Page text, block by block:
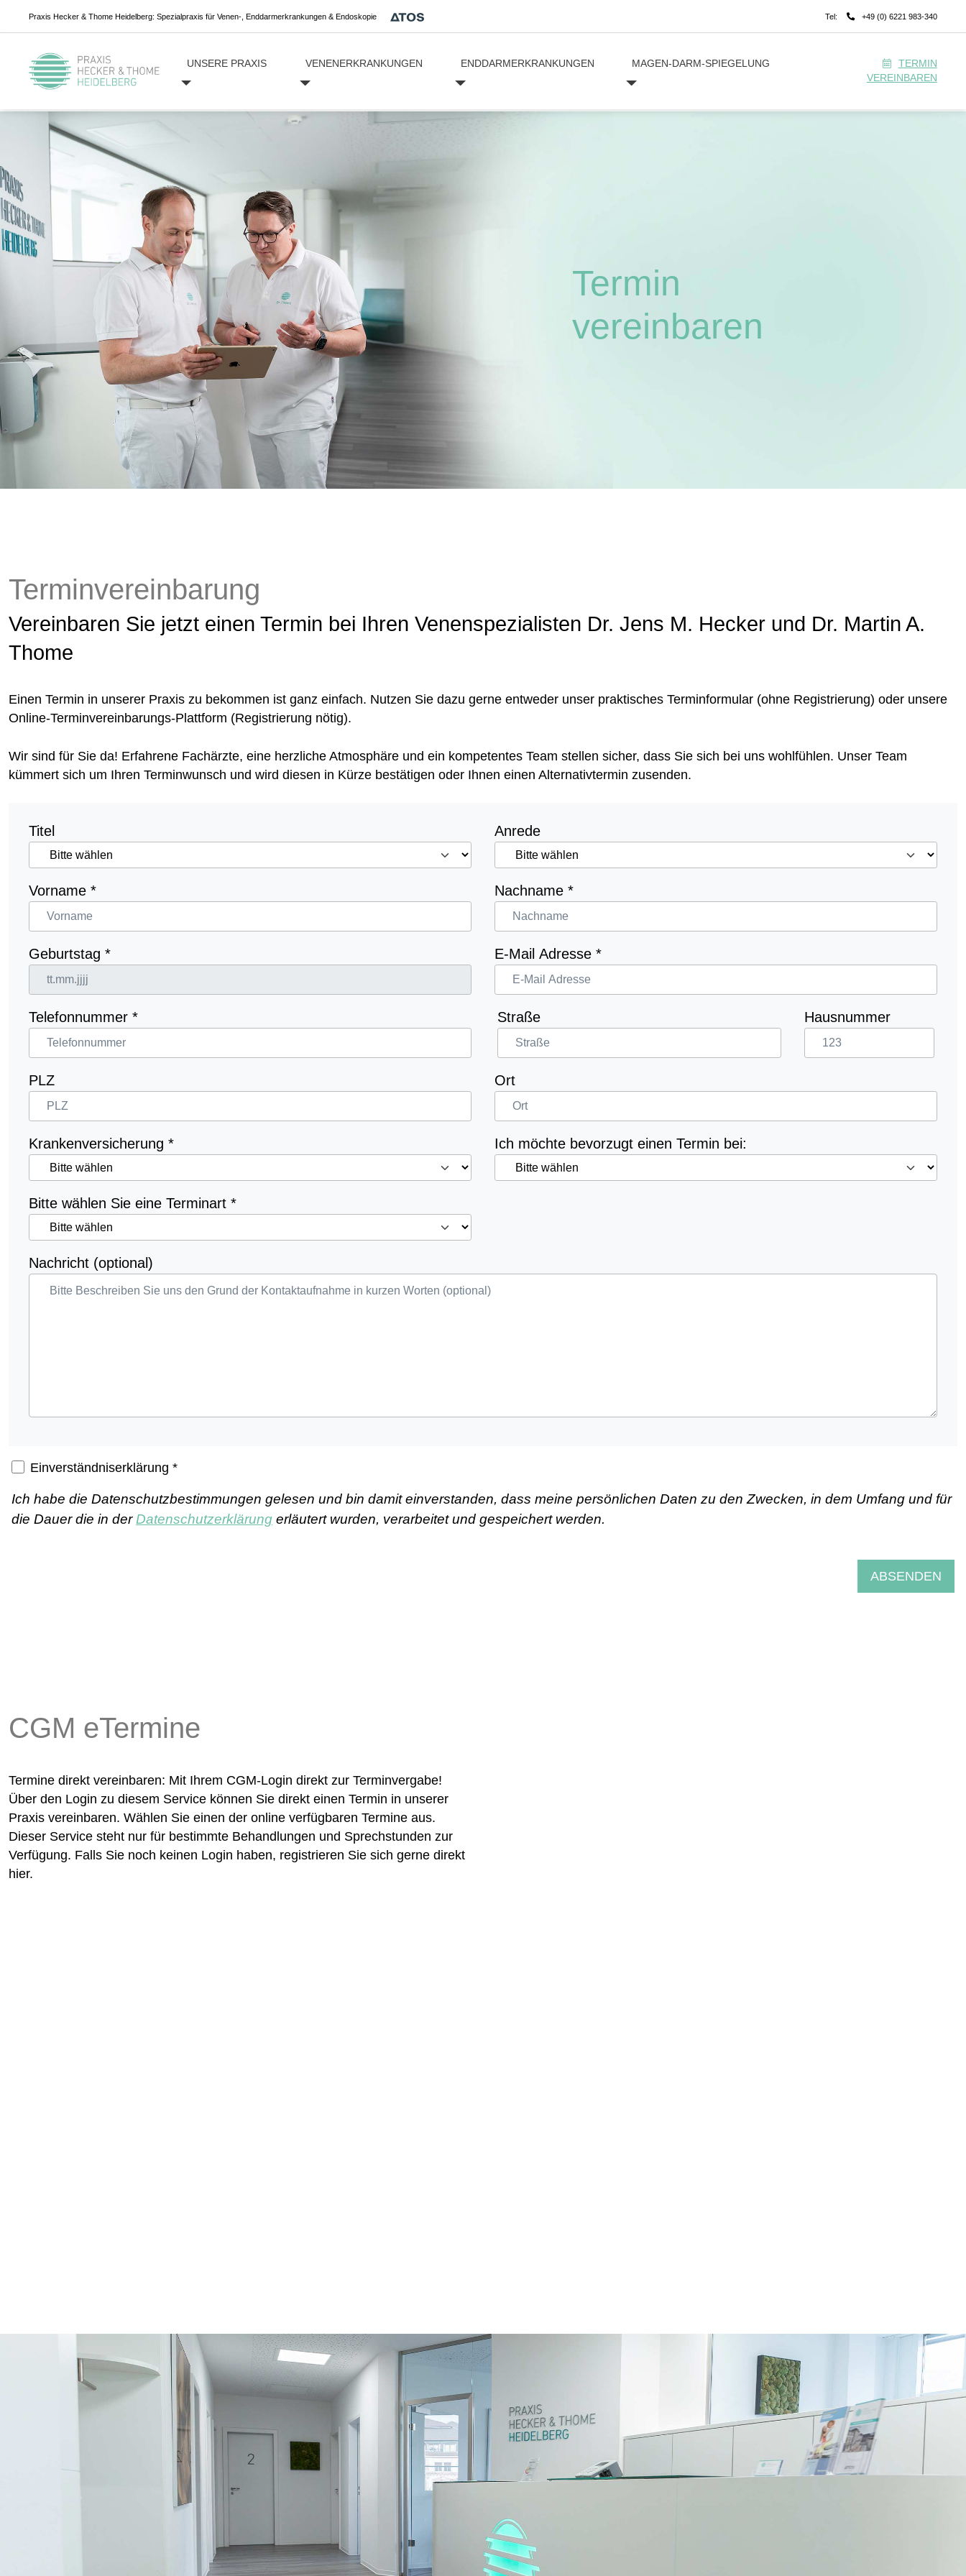
Praxis Hecker & Thome Heidelberg: Spezialpraxis für Venen-, Enddarmerkrankungen & Endoskopie Tel: +49 (0) 6221 983-340
UNSERE PRAXIS VENENERKRANKUNGEN ENDDARMERKRANKUNGEN MAGEN-DARM-SPIEGELUNG
TERMIN
VEREINBAREN
Termin
vereinbaren
Terminvereinbarung
Vereinbaren Sie jetzt einen Termin bei Ihren Venenspezialisten Dr. Jens M. Hecker und Dr. Martin A.
Thome
Einen Termin in unserer Praxis zu bekommen ist ganz einfach. Nutzen Sie dazu gerne entweder unser praktisches Terminformular (ohne Registrierung) oder unsere
Online-Terminvereinbarungs-Plattform (Registrierung nötig).
Wir sind für Sie da! Erfahrene Fachärzte, eine herzliche Atmosphäre und ein kompetentes Team stellen sicher, dass Sie sich bei uns wohlfühlen. Unser Team
kümmert sich um Ihren Terminwunsch und wird diesen in Kürze bestätigen oder Ihnen einen Alternativtermin zusenden.
Titel Anrede
Vorname * Nachname *
Geburtstag * E-Mail Adresse *
Telefonnummer * Straße Hausnummer
PLZ Ort
Krankenversicherung * Ich möchte bevorzugt einen Termin bei:
Bitte wählen Sie eine Terminart *
Nachricht (optional)
Einverständniserklärung*
Ich habe die Datenschutzbestimmungen gelesen und bin damit einverstanden, dass meine persönlichen Daten zu den Zwecken, in dem Umfang und für
die Dauer die in der Datenschutzerklärung erläutert wurden, verarbeitet und gespeichert werden.
ABSENDEN
CGM eTermine
Termine direkt vereinbaren: Mit Ihrem CGM-Login direkt zur Terminvergabe!
Über den Login zu diesem Service können Sie direkt einen Termin in unserer
Praxis vereinbaren. Wählen Sie einen der online verfügbaren Termine aus.
Dieser Service steht nur für bestimmte Behandlungen und Sprechstunden zur
Verfügung. Falls Sie noch keinen Login haben, registrieren Sie sich gerne direkt
hier.